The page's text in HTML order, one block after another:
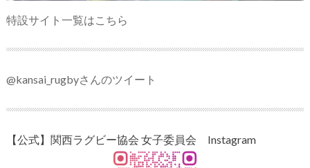
特設サイト一覧はこちら
@kansai_rugbyさんのツイート
【公式】関西ラグビー協会 女子委員会 Instagram